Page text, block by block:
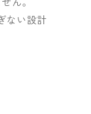
ない設計